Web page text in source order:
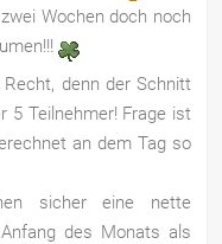
Wochen doch noch
denn der Schnitt
5 Teilnehmer! Frage ist
an dem Tag so
sicher eine nette
des Monats als